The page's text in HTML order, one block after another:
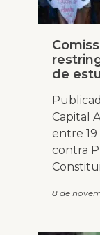
de
Capital
entre
contra
8 de